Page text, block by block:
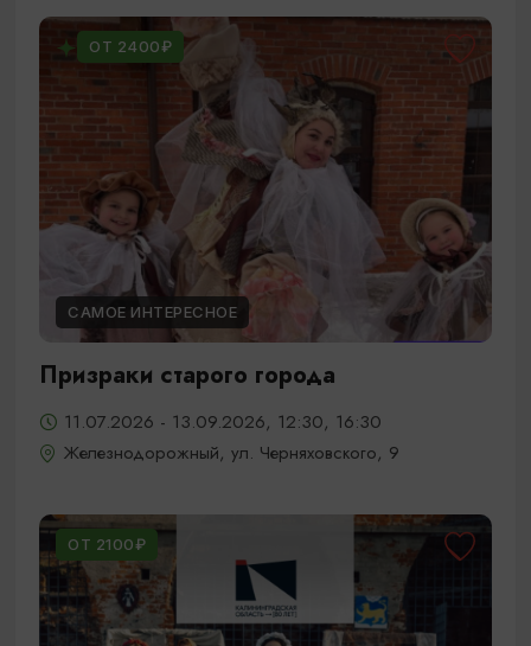
ОТ 2400₽
САМОЕ ИНТЕРЕСНОЕ
Призраки старого города
11.07.2026 - 13.09.2026, 12:30, 16:30
Железнодорожный, ул. Черняховского, 9
ОТ 2100₽